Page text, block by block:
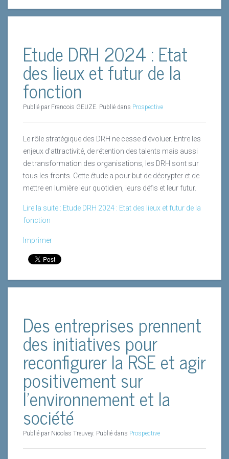
Etude DRH 2024 : Etat
des lieux et futur de la
fonction
Publié par Francois GEUZE. Publié dans Prospective
Le rôle stratégique des DRH ne cesse d’évoluer. Entre les
enjeux d’attractivité, de rétention des talents mais aussi
de transformation des organisations, les DRH sont sur
tous les fronts. Cette étude a pour but de décrypter et de
mettre en lumière leur quotidien, leurs défis et leur futur.
Lire la suite : Etude DRH 2024 : Etat des lieux et futur de la
fonction
Imprimer
Des entreprises prennent
des initiatives pour
reconfigurer la RSE et agir
positivement sur
l’environnement et la
société
Publié par Nicolas Treuvey. Publié dans Prospective